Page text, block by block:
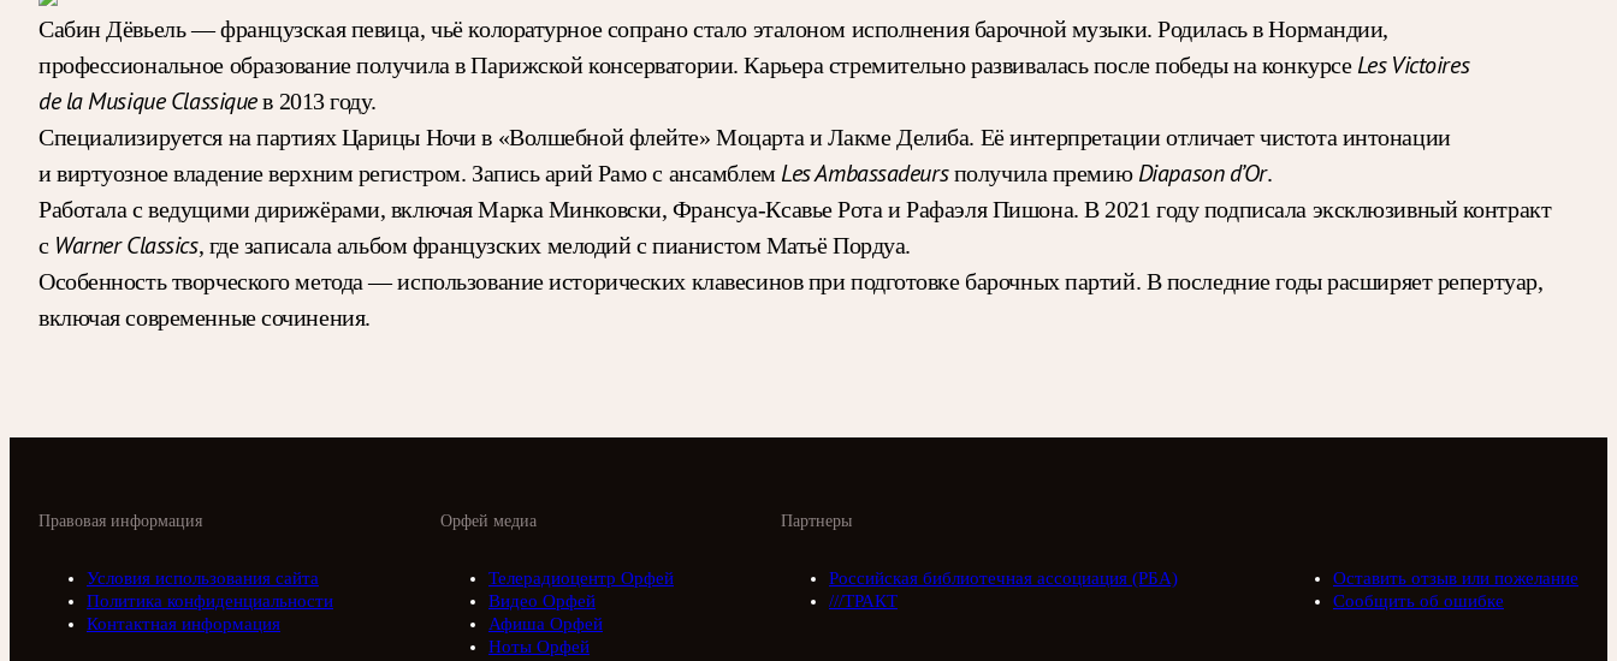
Сабин Дёвьель — французская певица, чьё колоратурное сопрано стало эталоном исполнения барочной музыки. Родилась в Нормандии,
профессиональное образование получила в Парижской консерватории. Карьера стремительно развивалась после победы на конкурсеLes Victoires
de la Musique Classiqueв 2013 году.
Специализируется на партиях Царицы Ночи в «Волшебной флейте» Моцарта и Лакме Делиба. Её интерпретации отличает чистота интонации
и виртуозное владение верхним регистром. Запись арий Рамо с ансамблем Les Ambassadeursполучила премиюDiapason d’Or.
Работала с ведущими дирижёрами, включая Марка Минковски, Франсуа-Ксавье Рота и Рафаэля Пишона. В 2021 году подписала эксклюзивный контракт
с Warner Classics, где записала альбом французских мелодий с пианистом Матьё Пордуа.
Особенность творческого метода — использование исторических клавесинов при подготовке барочных партий. В последние годы расширяет репертуар,
включая современные сочинения.
Орфей медиа
Телерадиоцентр Орфей
Видео Орфей
Афиша Орфей
Ноты Орфей
Партнеры
Российская библиотечная ассоциация (РБА)
///ТРАКТ
Правовая информация
Условия использования сайта
Политика конфиденциальности
Контактная информация
Оставить отзыв или пожелание
Сообщить об ошибке